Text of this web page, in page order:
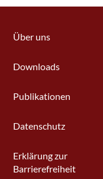
Über uns
Downloads
Publikationen
Datenschutz
Erklärung zur
Barrierefreiheit